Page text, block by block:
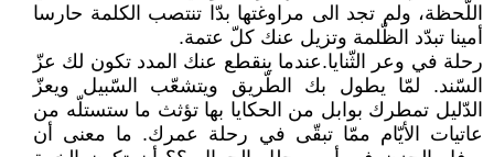
اللّحظة، ولم تجد الى مراوغتها بدّا تنتصب الكلمة حارسا
أمينا تبدّد الظّلمة وتزيل عنك كلّ عتمة.
رحلة في وعر الثّنايا.عندما ينقطع عنك المدد تكون لك عزّ
السّند. لمّا يطول بك الطّريق ويتشعّب السّبيل ويعزّ
الدّليل تمطرك بوابل من الحكايا بها تؤثث ما ستستلّه من
عاتيات الأيّام ممّا تبقّى في رحلة عمرك. ما معنى أن